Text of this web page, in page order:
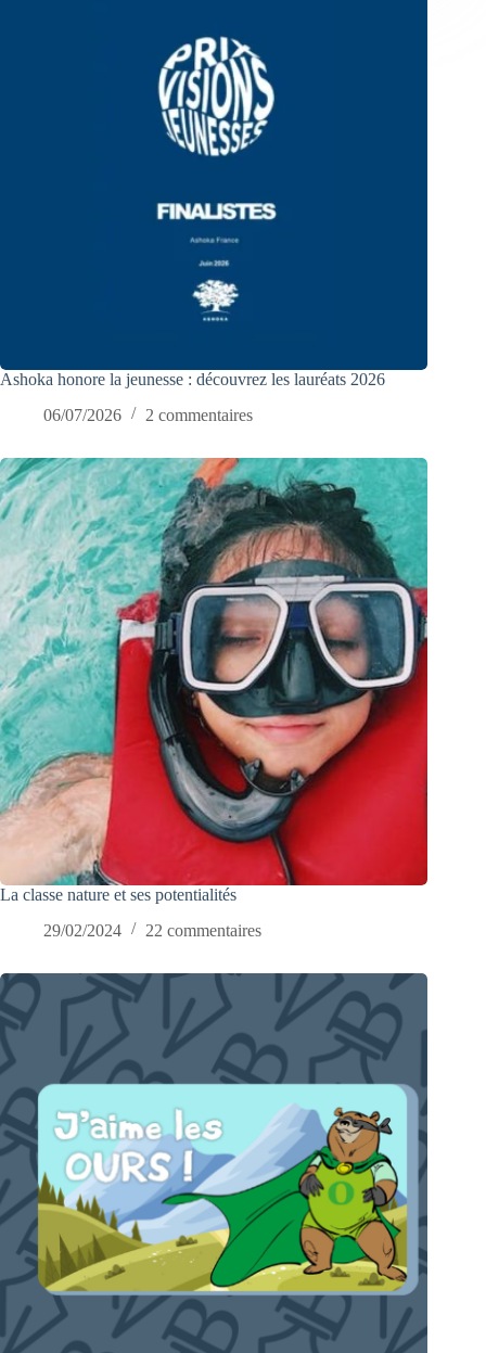
Ashoka honore la jeunesse : découvrez les lauréats 2026
06/07/2026
2 commentaires
La classe nature et ses potentialités
29/02/2024
22 commentaires